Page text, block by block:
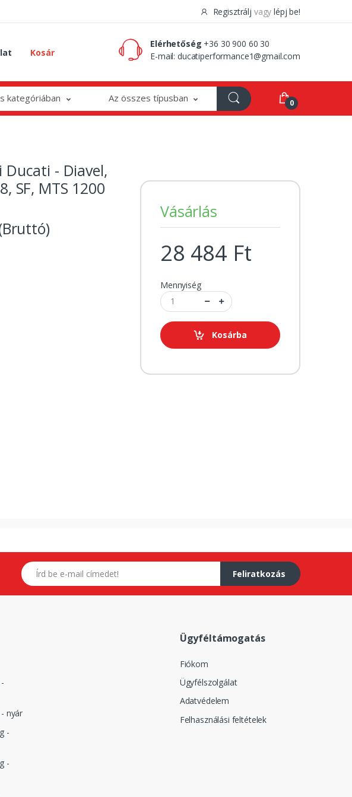
Regisztrálj vagy lépj be!
Kosár
Elérhetőség +36 30 900 60 30
E-mail:ducatiperformance1@gmail.com
kategóriában Az összes típusban 0
- Diavel,
SF, MTS 1200
Vásárlás
28 484 Ft
Mennyiség
Kosárba
E-mail címed
Feliratkozás
nyár
-
-
Ügyféltámogatás
Fiókom
Ügyfélszolgálat
Adatvédelem
Felhasználási feltételek